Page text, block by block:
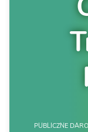
PUBLICZNE